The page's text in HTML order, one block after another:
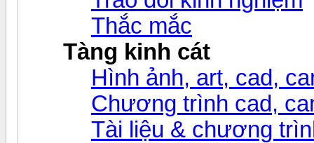
Thắc mắc
Tàng kinh cát
Hình ảnh, art, cad,
Chương trình cad,
Tài liệu & chương